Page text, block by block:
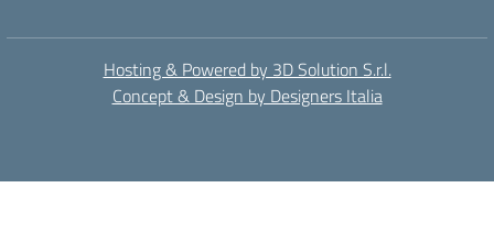
Hosting & Powered by 3D Solution S.r.l.
Concept & Design by Designers Italia